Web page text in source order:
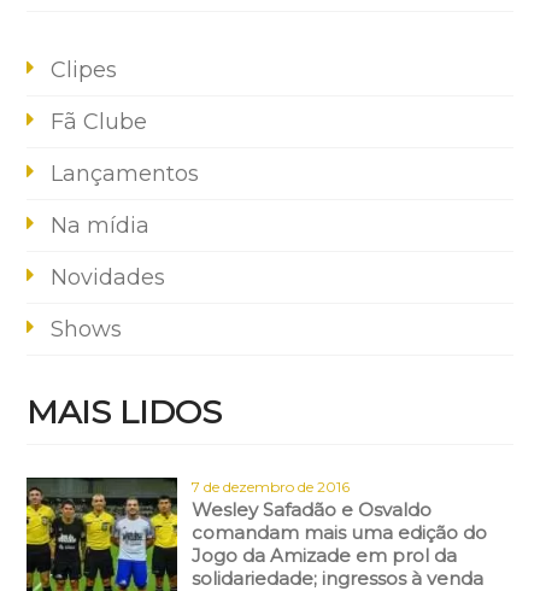
Clipes
Fã Clube
Lançamentos
Na mídia
Novidades
Shows
MAIS LIDOS
7 de dezembro de 2016
Wesley Safadão e Osvaldo
comandam mais uma edição do
Jogo da Amizade em prol da
solidariedade; ingressos à venda